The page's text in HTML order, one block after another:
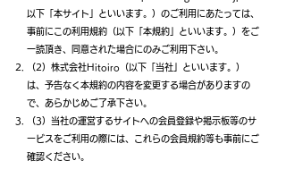
以下「本サイト」といいます。）のご利用にあたっては、
事前にこの利用規約（以下「本規約」といいます。）をご
一読頂き、同意された場合にのみご利用下さい。
（2）株式会社Hitoiro（以下「当社」といいます。）
は、予告なく本規約の内容を変更する場合がありますの
で、あらかじめご了承下さい。
（3）当社の運営するサイトへの会員登録や掲示板等のサ
ービスをご利用の際には、これらの会員規約等も事前にご
確認ください。